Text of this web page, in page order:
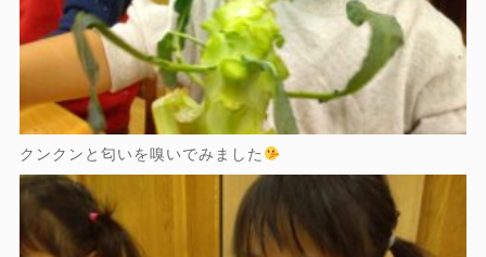
クンクンと匂いを嗅いでみました